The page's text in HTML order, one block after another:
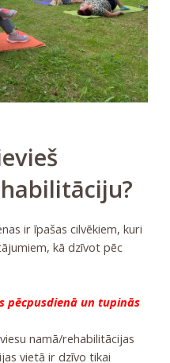
ir īpašas cilvēkiem, kuri
kā dzīvot pēc
pēcpusdienā un tupinās
namā/rehabilitācijas
vietā ir dzīvo tikai